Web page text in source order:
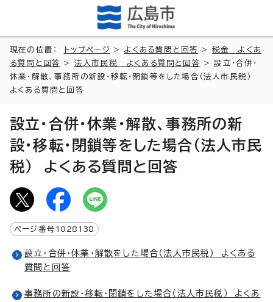
現在の位置： トップページ > よくある質問と回答 > 税金 よくあ
る質問と回答
> 法人市民税 よくある質問と回答
> 設立・合併・
休業・解散、事務所の新設・移転・閉鎖等をした場合（法人市民税）
よくある質問と回答
設立・合併・休業・解散、事務所の新
設・移転・閉鎖等をした場合（法人市民
税） よくある質問と回答
ページ番号 1028138
設立・合併・休業・解散をした場合（法人市民税） よくある
質問と回答
事務所の新設・移転・閉鎖をした場合（法人市民税） よくあ